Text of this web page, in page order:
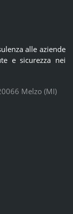
alle aziende
e sicurezza nei
Melzo (MI)